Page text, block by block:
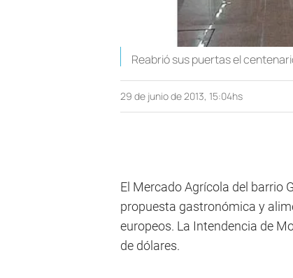
Reabrió sus puertas el
29 de junio de 2013, 15:04hs
El Mercado Agrícola del barrio
propuesta gastronómica y
europeos. La Intendencia de
de dólares.